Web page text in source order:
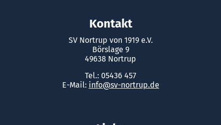
Kontakt
SV Nortrup von 1919 e.V.
Börslage 9
49638 Nortrup
Tel.: 05436 457
E-Mail: info@sv-nortrup.de